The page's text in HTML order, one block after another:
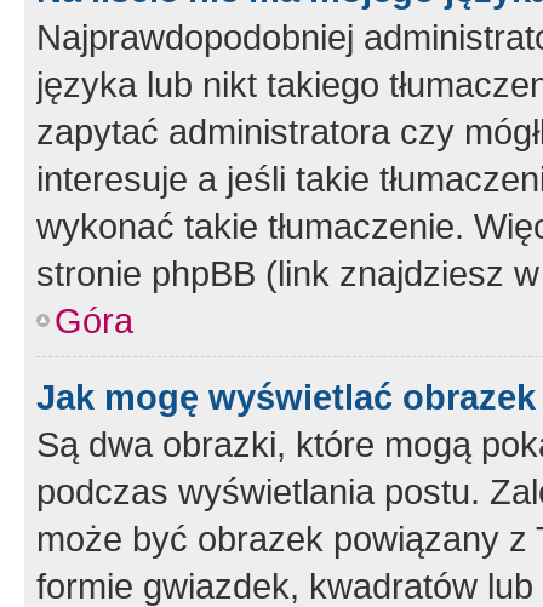
Najprawdopodobniej
języka lub nikt takiego
zapytać administratora czy
interesuje a jeśli takie
wykonać takie tłumaczenie.
stronie phpBB (link znajdziesz
Góra
Jak mogę wyświetlać
Są dwa obrazki, które mogą
podczas wyświetlania postu.
może być obrazek powiązany z
formie gwiazdek, kwadratów